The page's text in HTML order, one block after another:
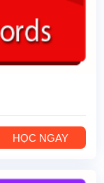
HỌC NGAY